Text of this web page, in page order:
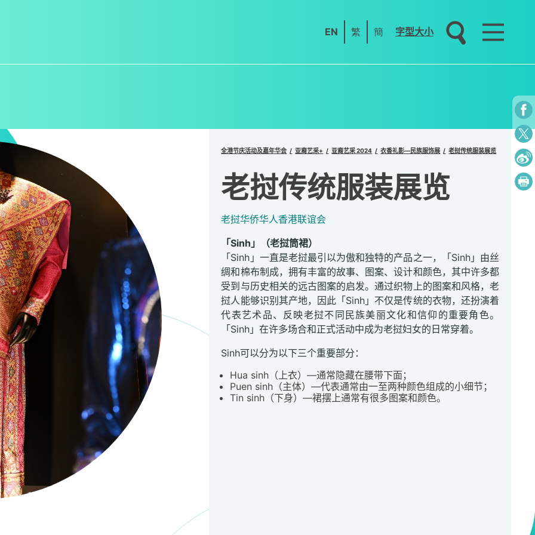
EN 繁 簡 字型大小
全港节庆活动及嘉年华会 亚裔艺采+ 亚裔艺采 2024 衣香礼影—民族服饰展 老挝传统服装展览
老挝传统服装展览
老挝华侨华人香港联谊会
「Sinh」（老挝筒裙）
「Sinh」一直是老挝最引以为傲和独特的产品之一，「Sinh」由丝
绸和棉布制成，拥有丰富的故事、图案、设计和颜色，其中许多都
受到与历史相关的远古图案的启发。通过织物上的图案和风格，老
挝人能够识别其产地，因此「Sinh」不仅是传统的衣物，还扮演着
代表艺术品、反映老挝不同民族美丽文化和信仰的重要角色。
「Sinh」在许多场合和正式活动中成为老挝妇女的日常穿着。
Sinh可以分为以下三个重要部分：
Hua sinh（上衣）—通常隐藏在腰带下面；
Puen sinh（主体）—代表通常由一至两种颜色组成的小细节；
Tin sinh（下身）—裙摆上通常有很多图案和颜色。